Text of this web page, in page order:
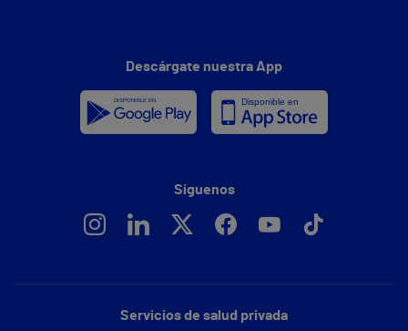
Servicios de salud privada
Descárgate nuestra App
Síguenos